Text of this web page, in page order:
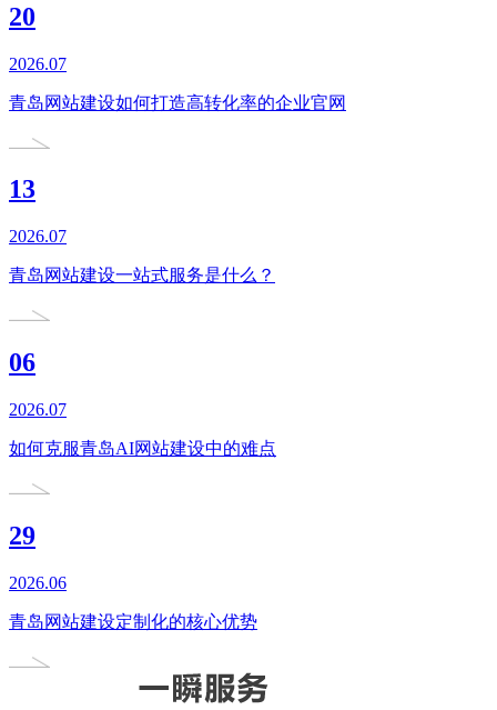
20
2026.07
青岛网站建设如何打造高转化率的企业官网
13
2026.07
青岛网站建设一站式服务是什么？
06
2026.07
如何克服青岛AI网站建设中的难点
29
2026.06
青岛网站建设定制化的核心优势